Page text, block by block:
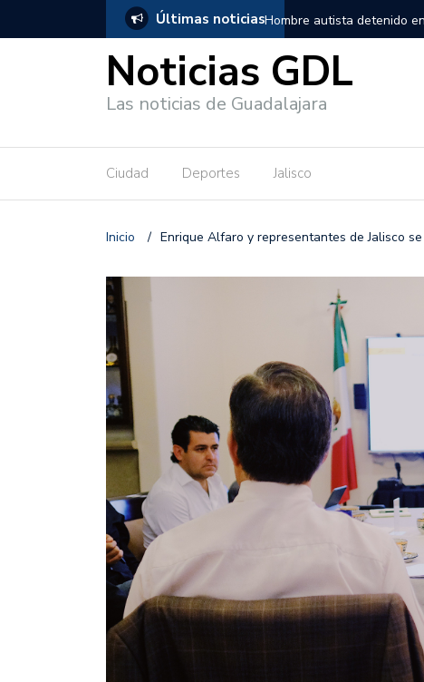
Últimas noticias
salió de los separos sin lesiones graves Títeres gigantes
Noticias GDL
Las noticias de Guadalajara
Ciudad Deportes Jalisco
Inicio / Enrique Alfaro y representantes de Jalisco